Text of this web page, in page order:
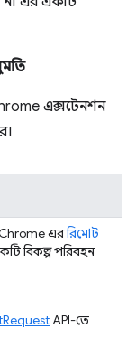
এক্সটেনশন
এররিমোট
বিকল্প পরিবহন
API-তে